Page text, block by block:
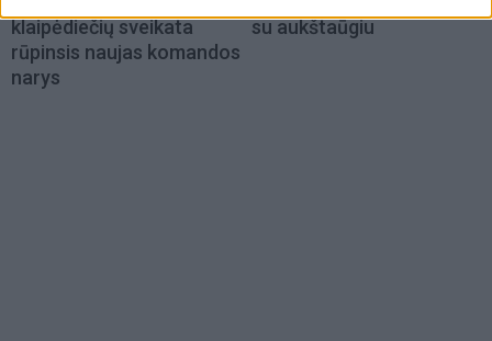
klaipėdiečių sveikata
rūpinsis naujas komandos
narys
su aukštaūgiu